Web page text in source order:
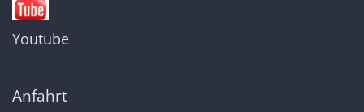
Youtube
Anfahrt